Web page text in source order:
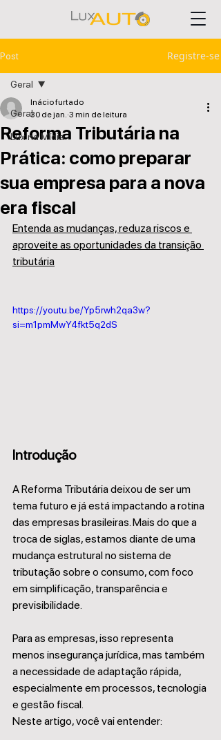
Post Registre-se
Geral
Lux na Mídia
Geral
Reforma Tributária na
Prática: como preparar
sua empresa para a nova
era fiscal
Inácio furtado
30 de jan. 3 min de leitura
Entenda as mudanças, reduza riscos e
aproveite as oportunidades da transição
tributária
https://youtu.be/Yp5rwh2qa3w?
si=m1pmMwY4fkt5q2dS
Introdução
A Reforma Tributária deixou de ser um
tema futuro e já está impactando a rotina
das empresas brasileiras. Mais do que a
troca de siglas, estamos diante de uma
mudança estrutural no sistema de
tributação sobre o consumo, com foco
em simplificação, transparência e
previsibilidade.
Para as empresas, isso representa
menos insegurança jurídica, mas também
a necessidade de adaptação rápida,
especialmente em processos, tecnologia
e gestão fiscal.
Neste artigo, você vai entender: